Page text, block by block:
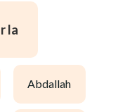
la
abdallah